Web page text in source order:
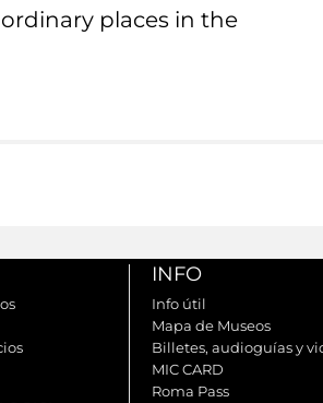
places in the
INFO
Info útil
Mapa de Museos
Billetes, audioguías y
MIC CARD
Roma Pass